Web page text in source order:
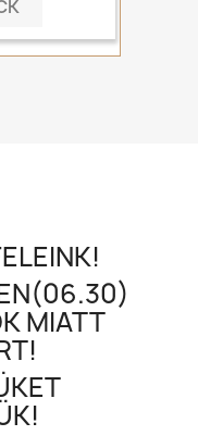
MIATT